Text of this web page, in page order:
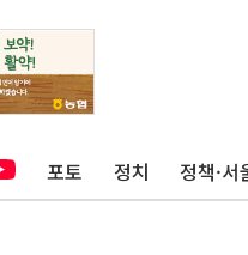
포토 정치 정책·서